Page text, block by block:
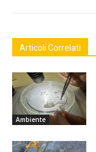
Articoli Correlati
Ambiente